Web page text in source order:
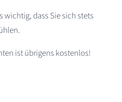
wichtig, dass Sie sich stets
ist übrigens kostenlos!